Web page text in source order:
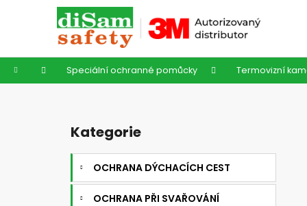
Domů Speciální ochranné pomůcky Termovizní
Přeskočit
kategorie
Kategorie
OCHRANA DÝCHACÍCH CEST
OCHRANA PŘI SVAŘOVÁNÍ
í
k
Zpět
do
obchodu
Zpět
do
obchodu